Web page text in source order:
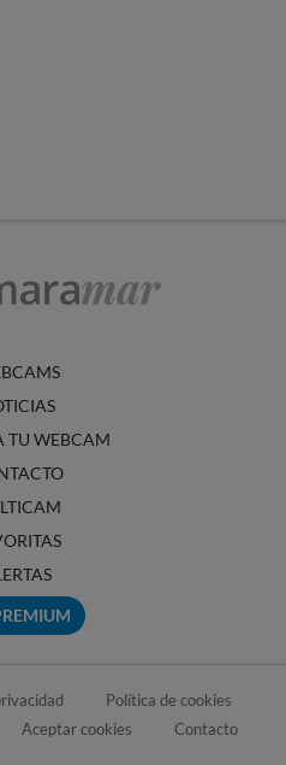
TU WEBCAM
Política de cookies
Aceptar cookies Contacto